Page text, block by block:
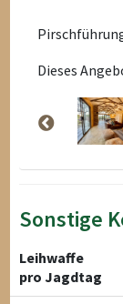
Dieses
Sonstige
Leihwaffe
pro Jagdtag